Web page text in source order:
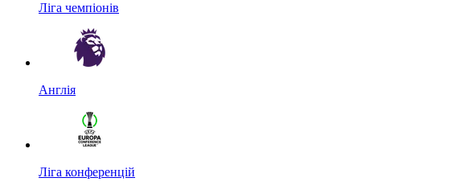
Ліга чемпіонів
Англія
Ліга конференцій